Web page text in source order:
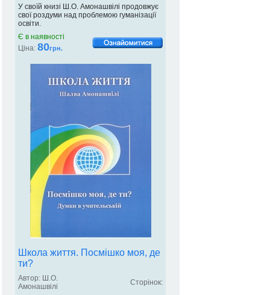
У своїй книзі Ш.О. Амонашвілі продовжує
свої роздуми над проблемою гуманізації
освіти.
Є в наявності
Ціна: 80грн.
Школа життя. Посмішко моя, де
ти?
Автор: Ш.О.
Амонашвілі
Сторінок: